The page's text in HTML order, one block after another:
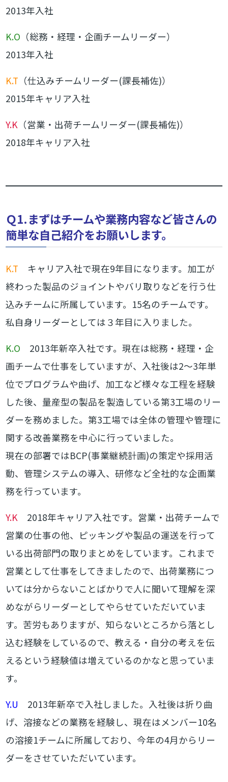
2013年入社
K.O （総務・経理・企画チームリーダー）
2013年入社
K.T （仕込みチームリーダー(課長補佐)）
2015年キャリア入社
Y.K （営業・出荷チームリーダー(課長補佐)）
2018年キャリア入社
Ｑ1.まずはチームや業務内容など皆さんの
簡単な自己紹介をお願いします。
K.T キャリア入社で現在9年目になります。加工が
終わった製品のジョイントやバリ取りなどを行う仕
込みチームに所属しています。15名のチームです。
私自身リーダーとしては３年目に入りました。
K.O 2013年新卒入社です。現在は総務・経理・企
画チームで仕事をしていますが、入社後は2～3年単
位でプログラムや曲げ、加工など様々な工程を経験
した後、量産型の製品を製造している第3工場のリー
ダーを務めました。第3工場では全体の管理や管理に
関する改善業務を中心に行っていました。
現在の部署ではBCP(事業継続計画)の策定や採用活
動、管理システムの導入、研修など全社的な企画業
務を行っています。
Y.K 2018年キャリア入社です。営業・出荷チームで
営業の仕事の他、ピッキングや製品の運送を行って
いる出荷部門の取りまとめをしています。これまで
営業として仕事をしてきましたので、出荷業務につ
いては分からないことばかりで人に聞いて理解を深
めながらリーダーとしてやらせていただいていま
す。苦労もありますが、知らないところから落とし
込む経験をしているので、教える・自分の考えを伝
えるという経験値は増えているのかなと思っていま
す。
Y.U 2013年新卒で入社しました。入社後は折り曲
げ、溶接などの業務を経験し、現在はメンバー10名
の溶接1チームに所属しており、今年の4月からリー
ダーをさせていただいています。